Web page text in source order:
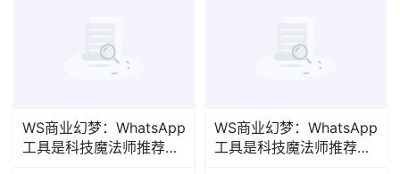
WS商业幻梦：WhatsApp
工具是科技魔法师推荐的
WS商业幻梦：WhatsApp
工具是科技魔法师推荐的